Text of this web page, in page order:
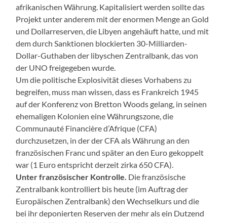
afrikanischen Währung. Kapitalisiert werden sollte das
Projekt unter anderem mit der enormen Menge an Gold
und Dollarreserven, die Libyen angehäuft hatte, und mit
dem durch Sanktionen blockierten 30-Milliarden-
Dollar-Guthaben der libyschen Zentralbank, das von
der UNO freigegeben wurde.
Um die politische Explosivität dieses Vorhabens zu
begreifen, muss man wissen, dass es Frankreich 1945
auf der Konferenz von Bretton Woods gelang, in seinen
ehemaligen Kolonien eine Währungszone, die
Communauté Financière d’Afrique (CFA)
durchzusetzen, in der der CFA als Währung an den
französischen Franc und später an den Euro gekoppelt
war (1 Euro entspricht derzeit zirka 650 CFA).
Unter französischer Kontrolle. Die französische
Zentralbank kontrolliert bis heute (im Auftrag der
Europäischen Zentralbank) den Wechselkurs und die
bei ihr deponierten Reserven der mehr als ein Dutzend